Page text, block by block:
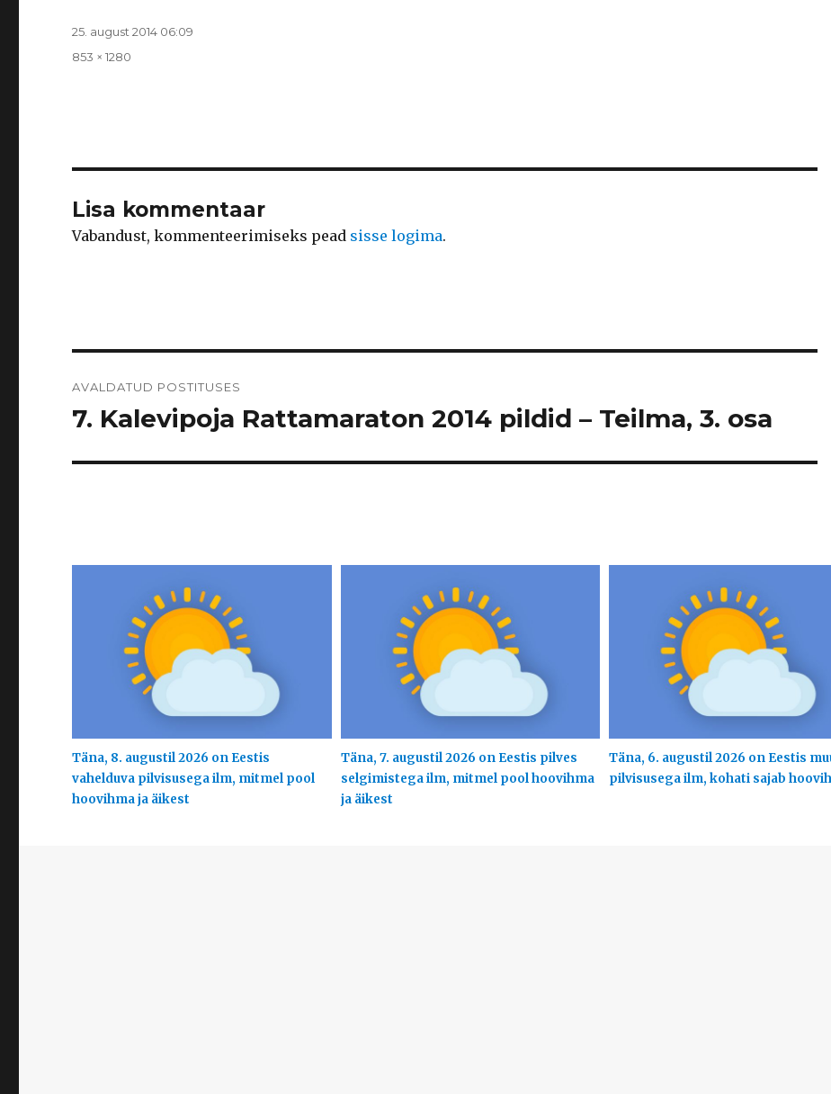
Postitatud
25. august 2014 06:09
Täissuurus
853 × 1280
Lisa kommentaar
Vabandust, kommenteerimiseks pead sisse logima.
AVALDATUD POSTITUSES
7. Kalevipoja Rattamaraton 2014 pildid – Teilma, 3. osa
Täna, 8. augustil 2026 on Eestis
vahelduva pilvisusega ilm, mitmel pool
hoovihma ja äikest
Täna, 7. augustil 2026 on Eestis pilves
selgimistega ilm, mitmel pool hoovihma
ja äikest
Täna, 6. augustil 2026 on Eestis
pilvisusega ilm, kohati sajab